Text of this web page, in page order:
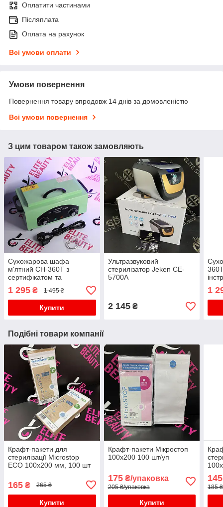
Оплатити частинами
Післяплата
Оплата на рахунок
Всі умови оплати
Умови повернення
Повернення товару впродовж 14 днів за домовленістю
Всі умови повернення
З цим товаром також замовляють
Сухожарова шафа
м'ятний CH-360T з
сертифікатом та
інструкцією
1 295 ₴ 1 495 ₴
Купити
Ультразвуковий
стерилізатор Jeken CE-
5700A
2 145₴
1
Подібні товари компанії
Крафт-пакети для
стерилізації Microstop
ECO 100x200 мм, 100 шт
165 ₴ 265 ₴
Купити
Крафт-пакети Мікростоп
100х200 100 шт/уп
175₴/упаковка
205 ₴/упаковка
Купити
145
185